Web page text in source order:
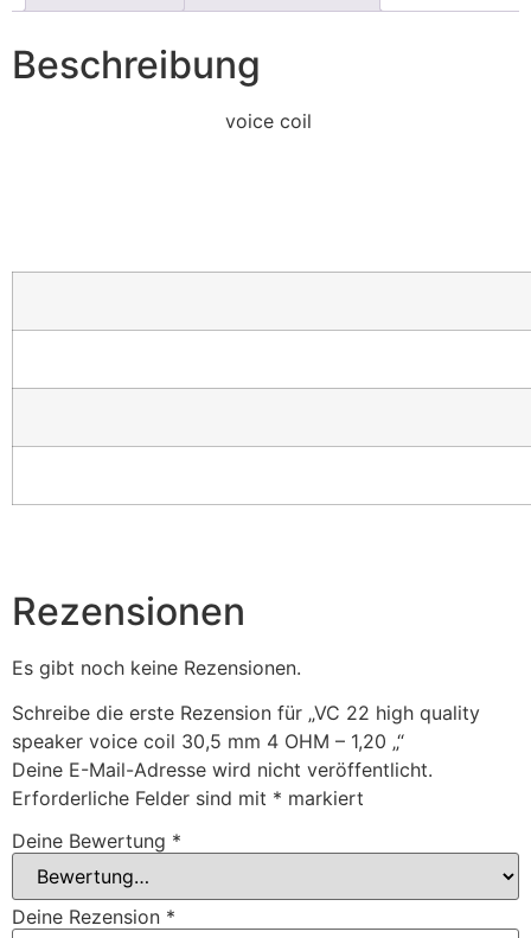
Beschreibung
voice coil
Rezensionen
Es gibt noch keine Rezensionen.
Schreibe die erste Rezension für „VC 22 high quality
speaker voice coil 30,5 mm 4 OHM – 1,20 „“
Deine E-Mail-Adresse wird nicht veröffentlicht.
Erforderliche Felder sind mit * markiert
Deine Bewertung *
Deine Rezension *